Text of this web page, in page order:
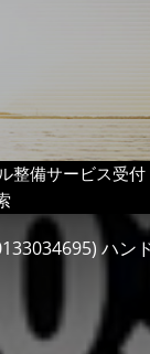
整備サービス受付
ハン